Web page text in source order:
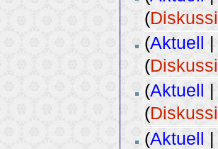
(
(Aktuell
(
(Aktuell
(
(Aktuell |